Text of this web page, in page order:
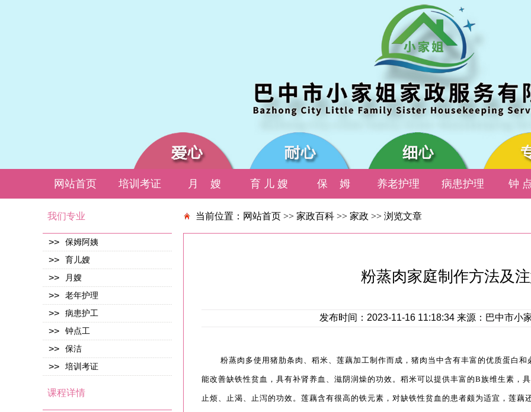
网站首页 培训考证 月 嫂 育 儿 嫂 保 姆 养老护理 病患护理 钟
我们专业
>> 保姆阿姨
>> 育儿嫂
>> 月嫂
>> 老年护理
>> 病患护工
>> 钟点工
>> 保洁
>> 培训考证
课程详情
当前位置： 网站首页 >> 家政百科 >> 家政 >> 浏览文章
粉蒸肉家庭制作方法及
发布时间：2023-11-16 11:18:34 来源：巴中市小
粉蒸肉多使用猪肋条肉、稻米、莲藕加工制作而成，猪肉当中含有丰富的优质蛋白
能改善缺铁性贫血，具有补肾养血、滋阴润燥的功效。稻米可以提供丰富的B族维生素，
止烦、止渴、止泻的功效。莲藕含有很高的铁元素，对缺铁性贫血的患者颇为适宜，莲藕